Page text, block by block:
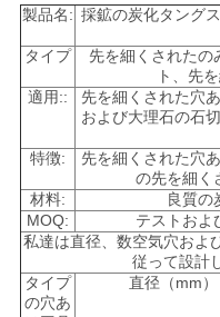
引
用
要
求
し
な
製品名: 採鉱の炭化タング
タイプ
先を細くされたの
ト、先
適用::
先を細くされた穴
および大理石の石
特徴:
先を細くされた穴
の先を細く
材料:
良質の
MOQ:
テストおよ
私達は直径、数空気穴およ
従って設計
タイプ
の穴あ
直径（mm）